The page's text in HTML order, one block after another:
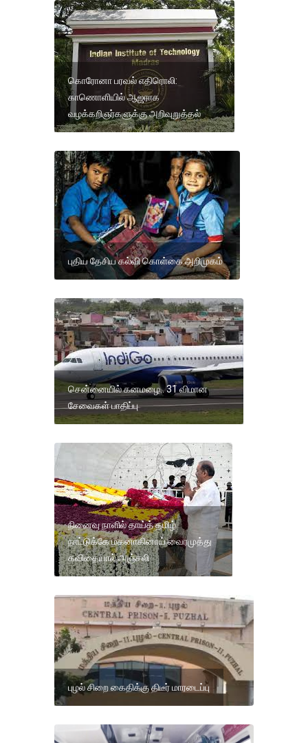
கொரோனா பரவல் எதிரொலி:
காணொளியில் ஆஜராக
வழக்கறிஞர்களுக்கு அறிவுறுத்தல்
புதிய தேசிய கல்வி கொள்கை அறிமுகம்
சென்னையில் கனமழை.. 31 விமான
சேவைகள் பாதிப்பு
நினைவு நாளில் தாய்த் தமிழ்
நாட்டுக்கே மகனாகினாய் வைரமுத்து
கவிதையால் அஞ்சலி
புழல் சிறை கைதிக்கு திடீர் மாரடைப்பு